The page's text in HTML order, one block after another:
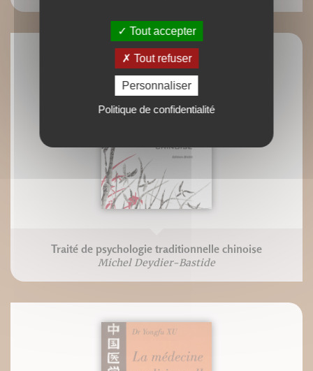
Traité de psychologie traditionnelle chinoise
Michel Deydier-Bastide
Tout accepter
Tout refuser
Personnaliser
Politique de confidentialité